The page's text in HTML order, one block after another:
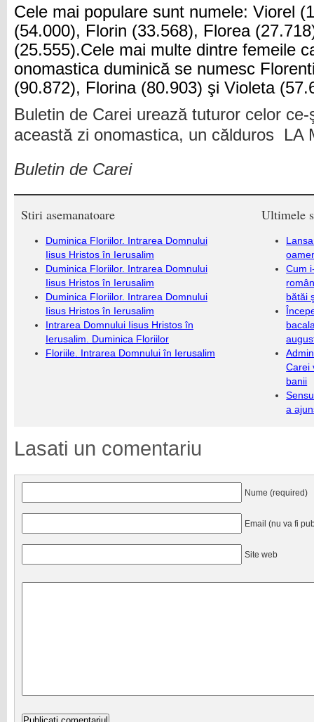
Cele mai populare sunt numele: Viorel
(54.000), Florin (33.568), Florea
(25.555).Cele mai multe dintre femeile
onomastica duminică se numesc
(90.872), Florina (80.903) şi Violeta
Buletin de Carei urează tuturor celor
această zi onomastica, un călduros LA
Buletin de Carei
Stiri asemanatoare
Duminica Floriilor. Intrarea Domnului
Iisus Hristos în Ierusalim
Duminica Floriilor. Intrarea Domnului
Iisus Hristos în Ierusalim
Duminica Floriilor. Intrarea Domnului
Iisus Hristos în Ierusalim
Intrarea Domnului Iisus Hristos în
Ierusalim. Duminica Floriilor
Floriile. Intrarea Domnului în Ierusalim
Ultimele
Cum
bătăi
Carei
banii
a
Lasati un comentariu
Nume (required)
Email (nu va fi
Site web